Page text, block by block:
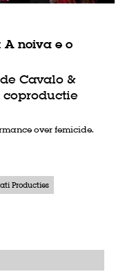
A noiva e o
Cavalo &
coproductie
over femicide.
Producties